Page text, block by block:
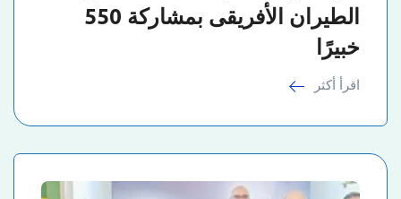
الطيران الأفريقى بمشاركة 550
خبيرًا
اقرأ أكثر